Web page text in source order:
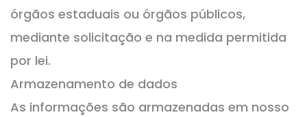
órgãos estaduais ou órgãos públicos,
mediante solicitação e na medida permitida
por lei.
Armazenamento de dados
As informações são armazenadas em nosso